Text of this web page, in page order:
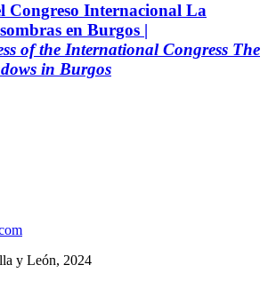
Congreso Internacional La
en Burgos |
of the International Congress The
in Burgos
y León, 2024